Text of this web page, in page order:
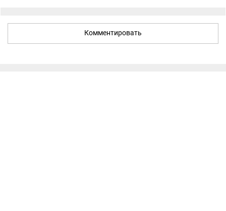
Комментировать